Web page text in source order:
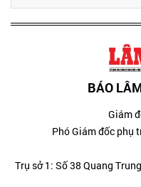
BÁO
Giám
Phó Giám đốc phụ
Trụ sở 1: Số 38 Quang